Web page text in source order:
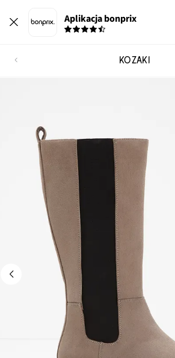
Aplikacja bonprix
KOZAKI